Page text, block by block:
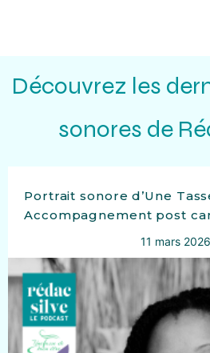
Découvrez les
sonores de
Portrait sonore d’Une
Accompagnement post
11 mars 2026